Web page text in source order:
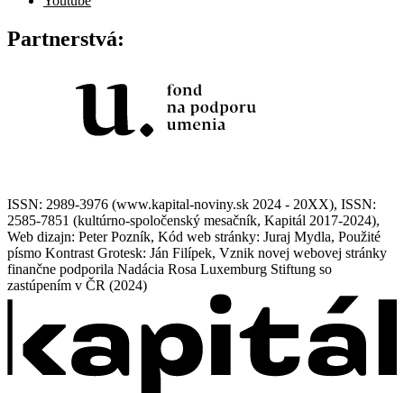
Partnerstvá:
ISSN: 2989-3976 (www.kapital-noviny.sk 2024 - 20XX), ISSN:
2585-7851 (kultúrno-spoločenský mesačník, Kapitál 2017-2024),
Web dizajn: Peter Pozník, Kód web stránky: Juraj Mydla, Použité
písmo Kontrast Grotesk: Ján Filípek, Vznik novej webovej stránky
finančne podporila Nadácia Rosa Luxemburg Stiftung so
zastúpením v ČR (2024)